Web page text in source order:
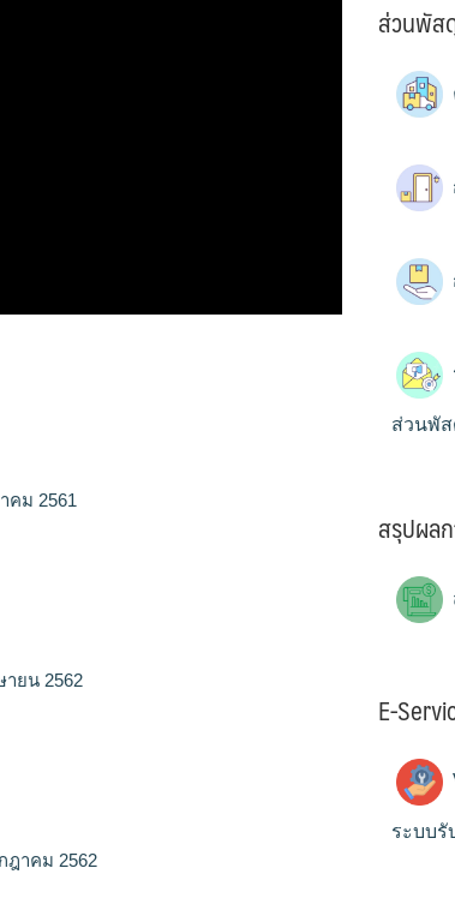
คม 2561
ายน 2562
ฎาคม 2562
ส่วนพัส
ส่วนพั
สรุปผล
E-
ระบบรั